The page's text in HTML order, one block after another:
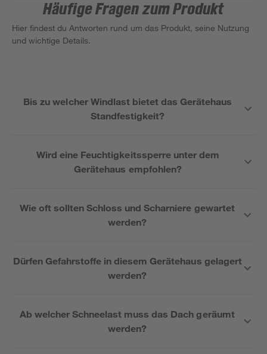
Häufige Fragen zum Produkt
Hier findest du Antworten rund um das Produkt, seine Nutzung
und wichtige Details.
Bis zu welcher Windlast bietet das Gerätehaus
Standfestigkeit?
Wird eine Feuchtigkeitssperre unter dem
Gerätehaus empfohlen?
Wie oft sollten Schloss und Scharniere gewartet
werden?
Dürfen Gefahrstoffe in diesem Gerätehaus gelagert
werden?
Ab welcher Schneelast muss das Dach geräumt
werden?